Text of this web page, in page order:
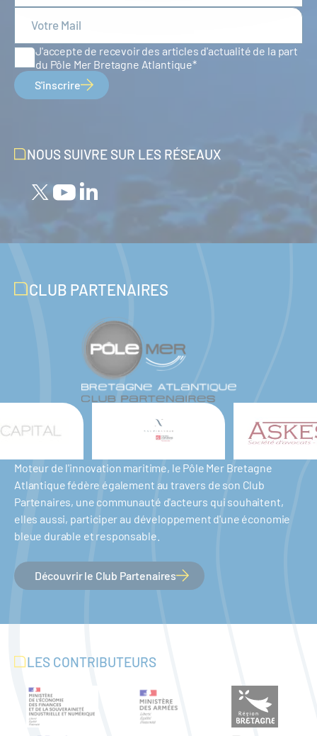
J'accepte de recevoir des articles d'actualité de la part
du Pôle Mer Bretagne Atlantique
S'inscrire
NOUS SUIVRE SUR LES RÉSEAUX
CLUB PARTENAIRES
Moteur de l'innovation maritime, le Pôle Mer Bretagne
Atlantique fédère également au travers de son Club
Partenaires, une communauté d'acteurs qui souhaitent,
elles aussi, participer au développement d'une économie
bleue durable et responsable.
Découvrir le Club Partenaires
LES CONTRIBUTEURS